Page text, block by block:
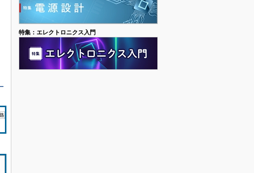
特集：エレクトロニクス入門